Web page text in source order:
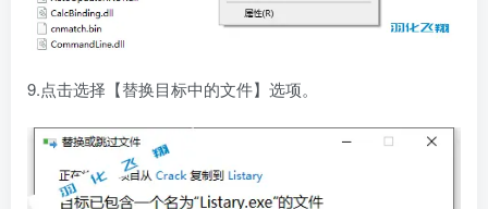
9.点击选择【替换目标中的文件】选项。